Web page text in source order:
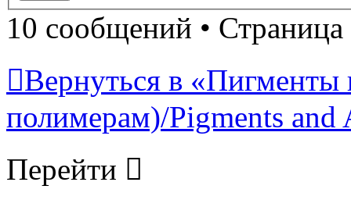
10 сообщений • Страница
Вернуться в
полимерам)/Pigments and
Перейти